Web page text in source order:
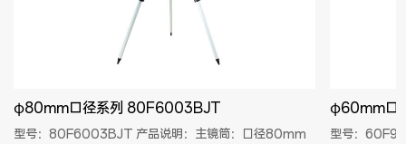
φ80mm口径系列 80F6003BJT
型号：80F6003BJT 产品说明：主镜筒：口径80mm
φ60mm口
型号：